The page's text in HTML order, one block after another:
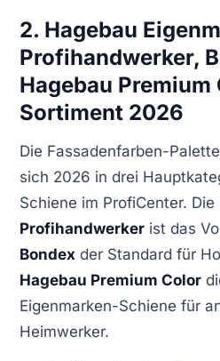
2. Hagebau
Profihandwerker,
Hagebau Premium
Sortiment 2026
Die Fassadenfarben-
sich 2026 in drei
Schiene im ProfiCenter. Die
Profihandwerker ist das
Bondex der Standard für
Hagebau Premium Color
Eigenmarken-Schiene für
Heimwerker.